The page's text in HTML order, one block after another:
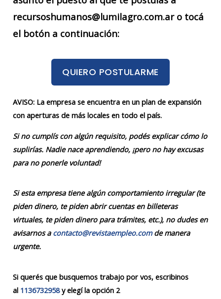
recursoshumanos@lumilagro.com.ar o tocá
el botón a continuación:
QUIERO POSTULARME
AVISO: La empresa se encuentra en un plan de expansión
con aperturas de más locales en todo el país.
Si no cumplís con algún requisito, podés explicar cómo lo
suplirías. Nadie nace aprendiendo, ¡pero no hay excusas
para no ponerle voluntad!
Si esta empresa tiene algún comportamiento irregular (te
piden dinero, te piden abrir cuentas en billeteras
virtuales, te piden dinero para trámites, etc.), no dudes en
avisarnos a contacto@revistaempleo.comde manera
urgente.
Si querés que busquemos trabajo por vos, escribinos
al 1136732958y elegí la opción 2